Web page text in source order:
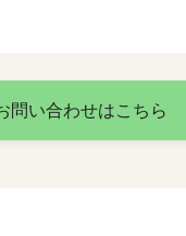
問い合わせはこちら